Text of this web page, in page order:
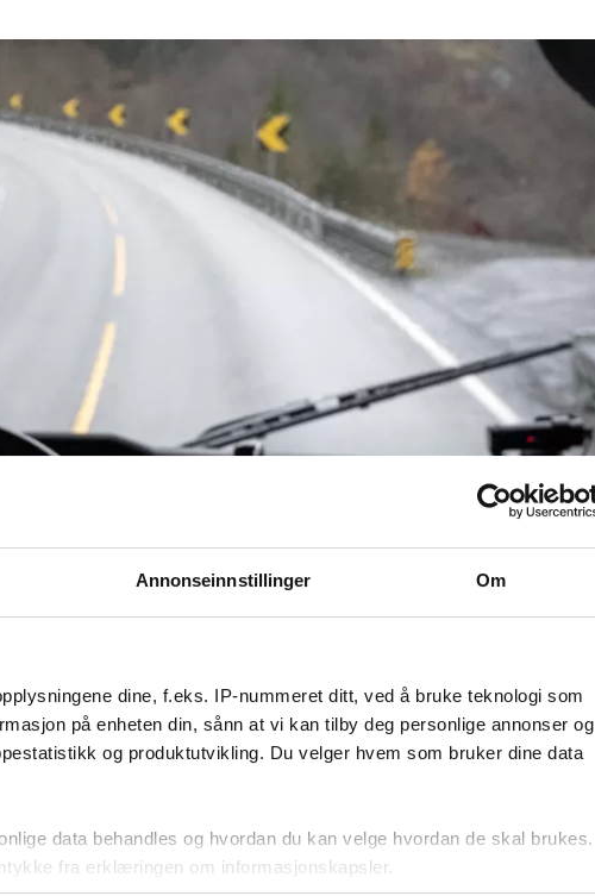
Annonseinnstillinger Om
dine, f.eks. IP-nummeret ditt, ved å bruke teknologi som
på enheten din, sånn at vi kan tilby deg personlige annonser og
og produktutvikling. Du velger hvem som bruker dine data
data behandles og hvordan du kan velge hvordan de skal brukes.
fra erklæringen om informasjonskapsler.
med hjertet i halsen.